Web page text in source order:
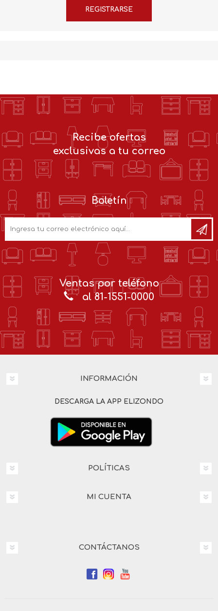
Recibe ofertas
exclusivas a tu correo
Boletín
Ventas por teléfono
al 81-1551-0000
INFORMACIÓN
DESCARGA LA APP ELIZONDO
POLÍTICAS
MI CUENTA
CONTÁCTANOS